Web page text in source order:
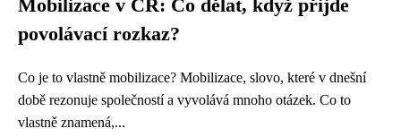
Mobilizace v ČR: Co dělat, když přijde
povolávací rozkaz?
Co je to vlastně mobilizace? Mobilizace, slovo, které v dnešní
době rezonuje společností a vyvolává mnoho otázek. Co to
vlastně znamená,...